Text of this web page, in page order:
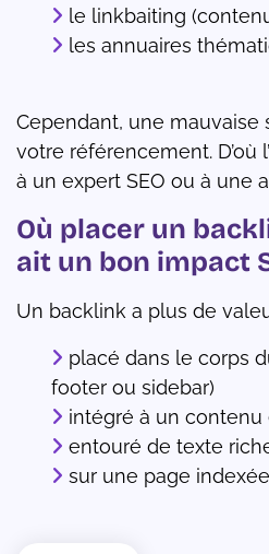
le linkbaiting
les annuaires
Cependant, une mauvaise
votre référencement. D’où
à un expert SEO ou à une
Où placer un
ait un bon impact
Un backlink a plus de
placé dans le corps
footer ou sidebar)
intégré à un
entouré de texte
sur une page